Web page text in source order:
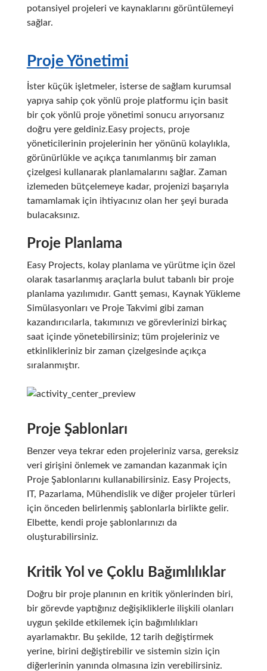
potansiyel projeleri ve kaynaklarını görüntülemeyi
sağlar.
Proje Yönetimi
İster küçük işletmeler, isterse de sağlam kurumsal
yapıya sahip çok yönlü proje platformu için basit
bir çok yönlü proje yönetimi sonucu arıyorsanız
doğru yere geldiniz.Easy projects, proje
yöneticilerinin projelerinin her yönünü kolaylıkla,
görünürlükle ve açıkça tanımlanmış bir zaman
çizelgesi kullanarak planlamalarını sağlar. Zaman
izlemeden bütçelemeye kadar, projenizi başarıyla
tamamlamak için ihtiyacınız olan her şeyi burada
bulacaksınız.
Proje Planlama
Easy Projects, kolay planlama ve yürütme için özel
olarak tasarlanmış araçlarla bulut tabanlı bir proje
planlama yazılımıdır. Gantt şeması, Kaynak Yükleme
Simülasyonları ve Proje Takvimi gibi zaman
kazandırıcılarla, takımınızı ve görevlerinizi birkaç
saat içinde yönetebilirsiniz; tüm projeleriniz ve
etkinlikleriniz bir zaman çizelgesinde açıkça
sıralanmıştır.
Proje Şablonları
Benzer veya tekrar eden projeleriniz varsa, gereksiz
veri girişini önlemek ve zamandan kazanmak için
Proje Şablonlarını kullanabilirsiniz. Easy Projects,
IT, Pazarlama, Mühendislik ve diğer projeler türleri
için önceden belirlenmiş şablonlarla birlikte gelir.
Elbette, kendi proje şablonlarınızı da
oluşturabilirsiniz.
Kritik Yol ve Çoklu Bağımlılıklar
Doğru bir proje planının en kritik yönlerinden biri,
bir görevde yaptığınız değişikliklerle ilişkili olanları
uygun şekilde etkilemek için bağımlılıkları
ayarlamaktır. Bu şekilde, 12 tarih değiştirmek
yerine, birini değiştirebilir ve sistemin sizin için
diğerlerinin yanında olmasına izin verebilirsiniz.